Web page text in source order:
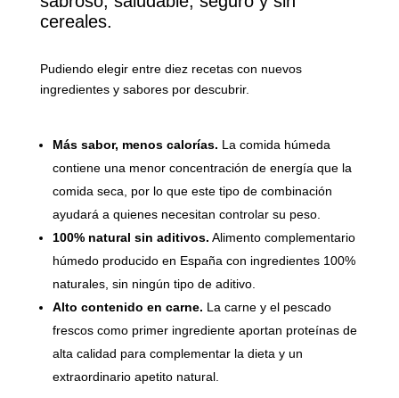
cereales.
Pudiendo elegir entre diez recetas con nuevos
ingredientes y sabores por descubrir.
Más sabor, menos calorías. La comida húmeda
contiene una menor concentración de energía que la
comida seca, por lo que este tipo de combinación
ayudará a quienes necesitan controlar su peso.
100% natural sin aditivos. Alimento complementario
húmedo producido en España con ingredientes 100%
naturales, sin ningún tipo de aditivo.
Alto contenido en carne. La carne y el pescado
frescos como primer ingrediente aportan proteínas de
alta calidad para complementar la dieta y un
extraordinario apetito natural.